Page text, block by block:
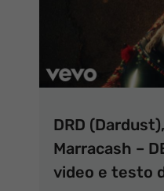
DRD
Marracash –
video e testo